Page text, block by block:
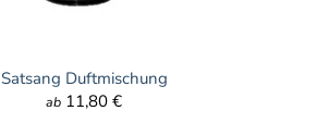
Satsang Duftmischung
ab 11,80 €